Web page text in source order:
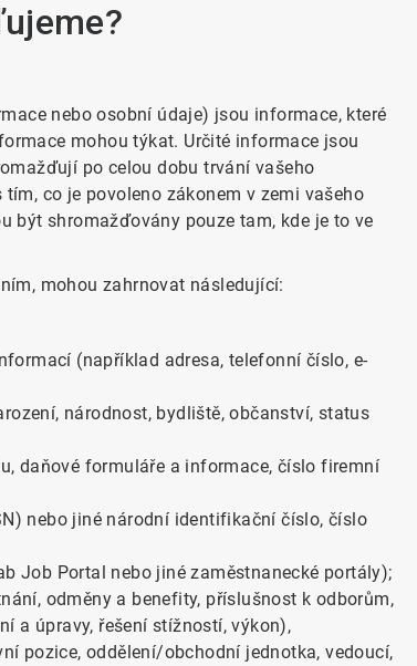
nebo osobní údaje) jsou informace, které
mohou týkat. Určité informace jsou
po celou dobu trvání vašeho
co je povoleno zákonem v zemi vašeho
být shromažďovány pouze tam, kde je to ve
mohou zahrnovat následující:
(například adresa, telefonní číslo, e-
národnost, bydliště, občanství, status
daňové formuláře a informace, číslo firemní
nebo jiné národní identifikační číslo, číslo
Job Portal nebo jiné zaměstnanecké portály);
odměny a benefity, příslušnost k odborům,
a úpravy, řešení stížností, výkon),
pozice, oddělení/obchodní jednotka, vedoucí,